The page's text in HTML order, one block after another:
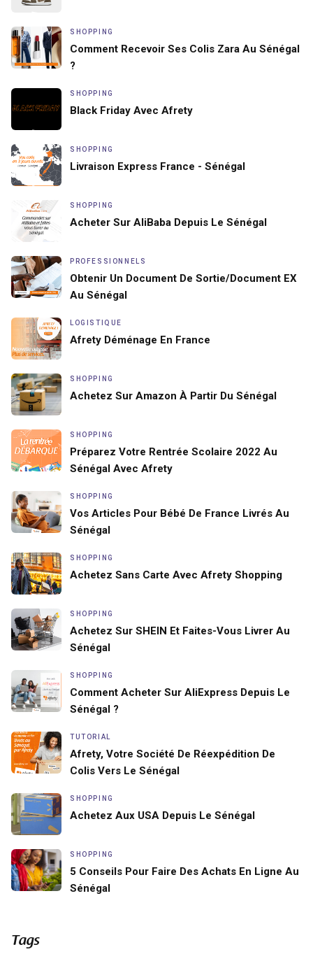
SHOPPING
Comment Recevoir Ses Colis Zara Au Sénégal
?
SHOPPING
Black Friday Avec Afrety
SHOPPING
Livraison Express France - Sénégal
SHOPPING
Acheter Sur AliBaba Depuis Le Sénégal
PROFESSIONNELS
Obtenir Un Document De Sortie/document EX
Au Sénégal
LOGISTIQUE
Afrety Déménage En France
SHOPPING
Achetez Sur Amazon À Partir Du Sénégal
SHOPPING
Préparez Votre Rentrée Scolaire 2022 Au
Sénégal Avec Afrety
SHOPPING
Vos Articles Pour Bébé De France Livrés Au
Sénégal
SHOPPING
Achetez Sans Carte Avec Afrety Shopping
SHOPPING
Achetez Sur SHEIN Et Faites-Vous Livrer Au
Sénégal
SHOPPING
Comment Acheter Sur AliExpress Depuis Le
Sénégal ?
TUTORIAL
Afrety, Votre Société De Réexpédition De
Colis Vers Le Sénégal
SHOPPING
Achetez Aux USA Depuis Le Sénégal
SHOPPING
5 Conseils Pour Faire Des Achats En Ligne Au
Sénégal
Tags